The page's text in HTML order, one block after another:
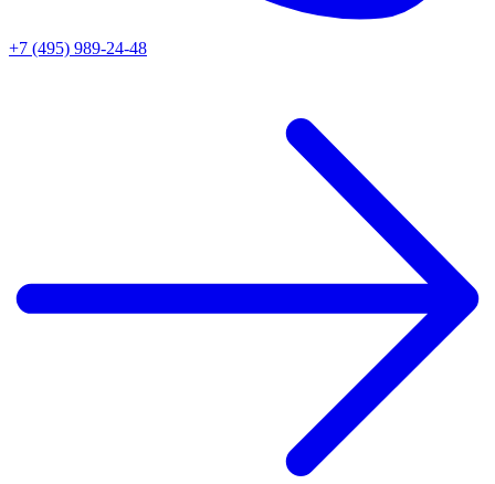
+7 (495) 989-24-48